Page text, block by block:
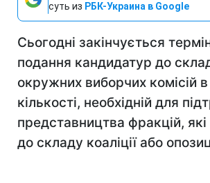
суть из РБК-Украина в Google
Сьогодні закінчується
подання кандидатур до
окружних виборчих комісій в
кількості, необхідній для
представництва фракцій, які
до складу коаліції або